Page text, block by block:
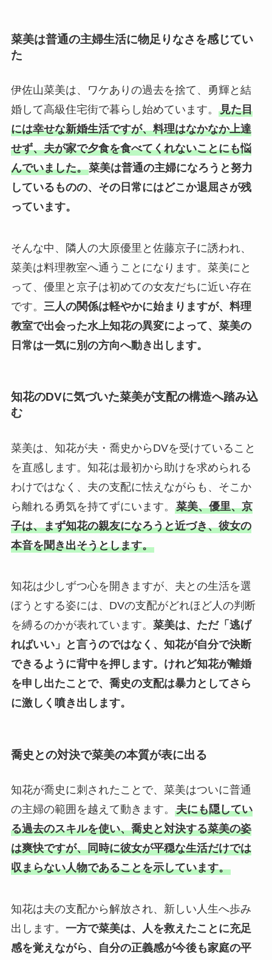
菜美は普通の主婦生活に物足りなさを感じてい
た
伊佐山菜美は、ワケありの過去を捨て、勇輝と結
婚して高級住宅街で暮らし始めています。 見た目
には幸せな新婚生活ですが、料理はなかなか上達
せず、夫が家で夕食を食べてくれないことにも悩
んでいました。菜美は普通の主婦になろうと努力
しているものの、その日常にはどこか退屈さが残
っています。
そんな中、隣人の大原優里と佐藤京子に誘われ、
菜美は料理教室へ通うことになります。菜美にと
って、優里と京子は初めての女友だちに近い存在
です。 三人の関係は軽やかに始まりますが、料理
教室で出会った水上知花の異変によって、菜美の
日常は一気に別の方向へ動き出します。
知花のDVに気づいた菜美が支配の構造へ踏み込
む
菜美は、知花が夫・喬史からDVを受けていること
を直感します。知花は最初から助けを求められる
わけではなく、夫の支配に怯えながらも、そこか
ら離れる勇気を持てずにいます。 菜美、優里、京
子は、まず知花の親友になろうと近づき、彼女の
本音を聞き出そうとします。
知花は少しずつ心を開きますが、夫との生活を選
ぼうとする姿には、DVの支配がどれほど人の判断
を縛るのかが表れています。 菜美は、ただ「逃げ
ればいい」と言うのではなく、知花が自分で決断
できるように背中を押します。 けれど知花が離婚
を申し出たことで、喬史の支配は暴力としてさら
に激しく噴き出します。
喬史との対決で菜美の本質が表に出る
知花が喬史に刺されたことで、菜美はついに普通
の主婦の範囲を越えて動きます。 夫にも隠してい
る過去のスキルを使い、喬史と対決する菜美の姿
は爽快ですが、同時に彼女が平穏な生活だけでは
収まらない人物であることを示しています。
知花は夫の支配から解放され、新しい人生へ歩み
出します。 一方で菜美は、人を救えたことに充足
感を覚えながら、自分の正義感が今後も家庭の平